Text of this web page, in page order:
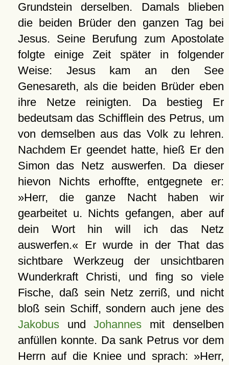
Grundstein derselben. Damals blieben
die beiden Brüder den ganzen Tag bei
Jesus. Seine Berufung zum Apostolate
folgte einige Zeit später in folgender
Weise: Jesus kam an den See
Genesareth, als die beiden Brüder eben
ihre Netze reinigten. Da bestieg Er
bedeutsam das Schifflein des Petrus, um
von demselben aus das Volk zu lehren.
Nachdem Er geendet hatte, hieß Er den
Simon das Netz auswerfen. Da dieser
hievon Nichts erhoffte, entgegnete er:
»Herr, die ganze Nacht haben wir
gearbeitet u. Nichts gefangen, aber auf
dein Wort hin will ich das Netz
auswerfen.« Er wurde in der That das
sichtbare Werkzeug der unsichtbaren
Wunderkraft Christi, und fing so viele
Fische, daß sein Netz zerriß, und nicht
bloß sein Schiff, sondern auch jene des
JakobusundJohannes mit denselben
anfüllen konnte. Da sank Petrus vor dem
Herrn auf die Kniee und sprach: »Herr,